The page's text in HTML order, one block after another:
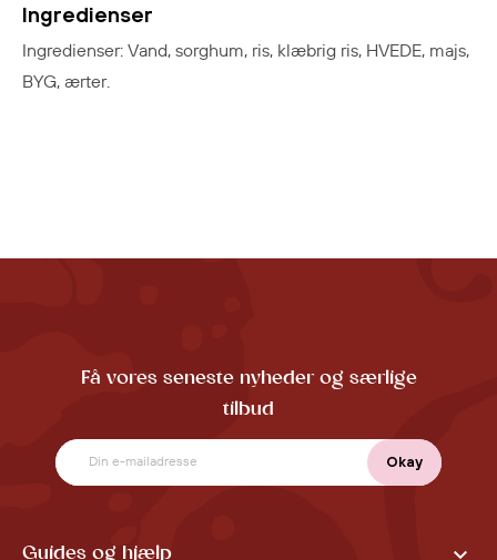
Ingredienser
Ingredienser: Vand, sorghum, ris, klæbrig ris, HVEDE, majs,
BYG, ærter.
Få vores seneste nyheder og særlige
tilbud
Guides og hjælp